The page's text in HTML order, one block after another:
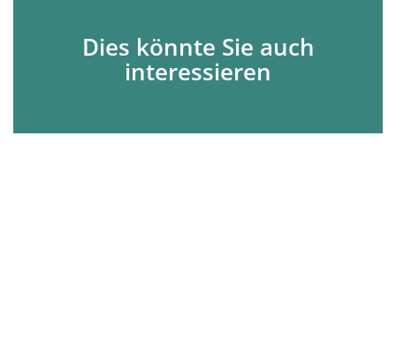
Dies könnte Sie auch
interessieren